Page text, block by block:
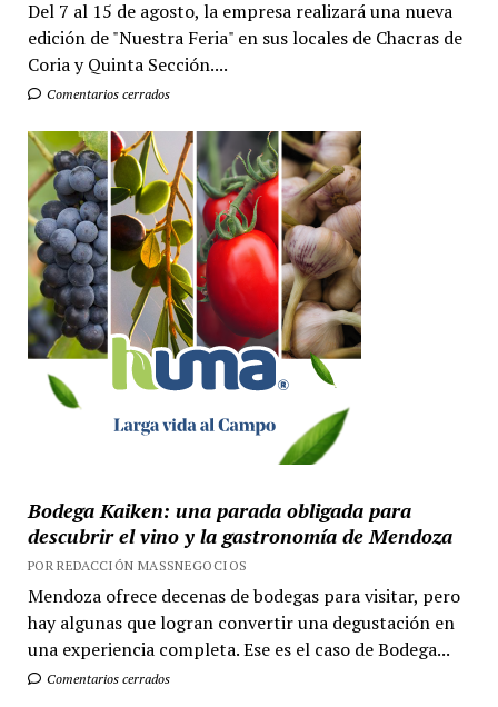
Del 7 al 15 de agosto, la empresa realizará una nueva
edición de "Nuestra Feria" en sus locales de Chacras de
Coria y Quinta Sección....
Comentarios cerrados
Bodega Kaiken: una parada obligada para
descubrir el vino y la gastronomía de Mendoza
POR REDACCIÓN MASSNEGOCIOS
Mendoza ofrece decenas de bodegas para visitar, pero
hay algunas que logran convertir una degustación en
una experiencia completa. Ese es el caso de Bodega...
Comentarios cerrados